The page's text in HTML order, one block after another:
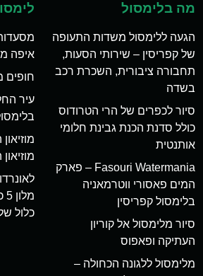
מה בלימסול
הגעה ללימסול משדות התעופה
של קפריסין – שירותי הסעות,
תחבורה ציבורית, השכרת רכב
בשדה
סיור לכפרים של הרי הטרודוס
כולל סדנת הכנת גבינת חלומי
אותנטית
Fasouri Watermania – פארק
המים פאסורי ווטרמאניה
בלימסול קפריסין
סיור מלימסול אל קוריון
העתיקה ופאפוס
מלימסול ללגונה הכחולה –
איפה
חופים
עיר
כלול